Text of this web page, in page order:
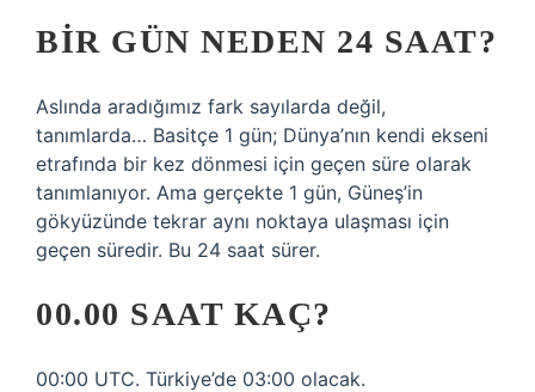
BIR GÜN NEDEN 24 SAAT?
Aslında aradığımız fark sayılarda değil,
tanımlarda… Basitçe 1 gün; Dünya’nın kendi ekseni
etrafında bir kez dönmesi için geçen süre olarak
tanımlanıyor. Ama gerçekte 1 gün, Güneş’in
gökyüzünde tekrar aynı noktaya ulaşması için
geçen süredir. Bu 24 saat sürer.
00.00 SAAT KAÇ?
00:00 UTC. Türkiye’de 03:00 olacak.